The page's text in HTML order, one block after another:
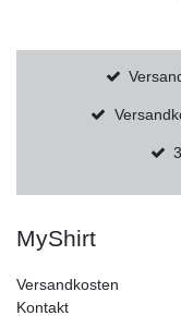
MyShirt
Versandkosten
Kontakt